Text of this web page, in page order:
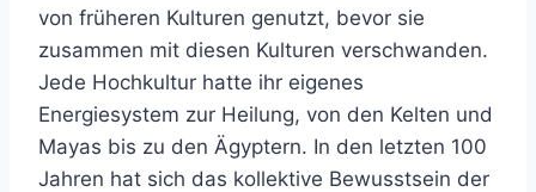
von früheren Kulturen genutzt, bevor sie
zusammen mit diesen Kulturen verschwanden.
Jede Hochkultur hatte ihr eigenes
Energiesystem zur Heilung, von den Kelten und
Mayas bis zu den Ägyptern. In den letzten 100
Jahren hat sich das kollektive Bewusstsein der